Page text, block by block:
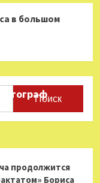
в большом
продолжится
Бориса